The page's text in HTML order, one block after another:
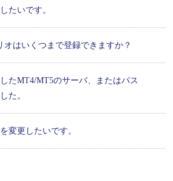
たいです。
オはいくつまで登録できますか？
たMT4/MT5のサーバ、またはパス
た。
変更したいです。